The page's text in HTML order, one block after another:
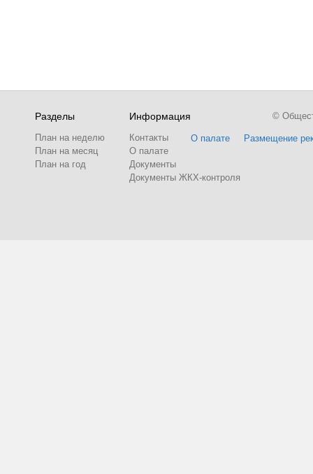
Разделы
План на неделю
План на месяц
План на год
Информация
Контакты
О палате
Документы
Документы ЖКХ-контроля
О палате Размещение
©